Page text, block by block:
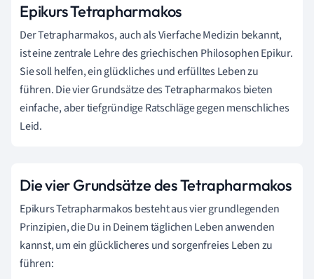
Epikurs Tetrapharmakos
Der Tetrapharmakos, auch als Vierfache Medizin bekannt,
ist eine zentrale Lehre des griechischen Philosophen Epikur.
Sie soll helfen, ein glückliches und erfülltes Leben zu
führen. Die vier Grundsätze des Tetrapharmakos bieten
einfache, aber tiefgründige Ratschläge gegen menschliches
Leid.
Die vier Grundsätze des Tetrapharmakos
Epikurs Tetrapharmakos besteht aus vier grundlegenden
Prinzipien, die Du in Deinem täglichen Leben anwenden
kannst, um ein glücklicheres und sorgenfreies Leben zu
führen: